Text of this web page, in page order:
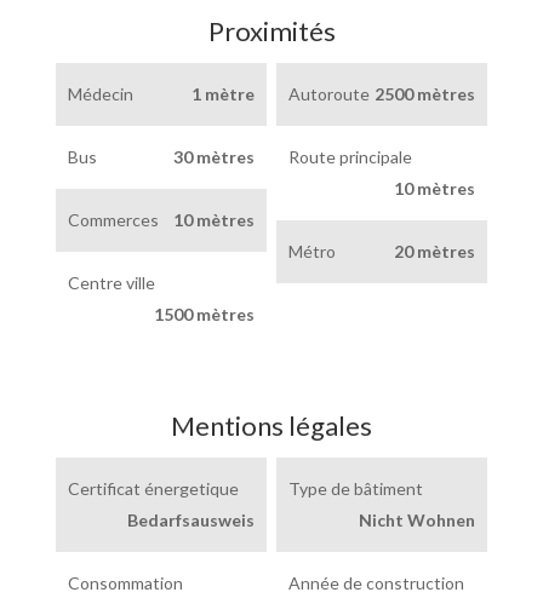
Proximités
Médecin 1 mètre Autoroute 2500 mètres
Bus 30 mètres
Route principale
10 mètres
Commerces
10 mètres
Métro
20 mètres
Centre ville
1500 mètres
Mentions légales
Certificat énergetique
Bedarfsausweis
Type de bâtiment
Nicht Wohnen
Consommation
Année de construction